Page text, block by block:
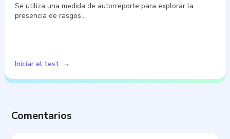
Se utiliza una medida de autorreporte para explorar la
presencia de rasgos…
Iniciar el test
Comentarios